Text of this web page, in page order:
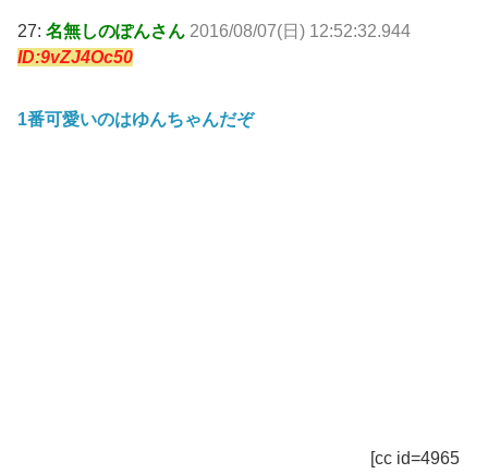
27: 名無しのぽんさん 2016/08/07(日) 12:52:32.944
ID:9vZJ4Oc50
1番可愛いのはゆんちゃんだぞ
[cc id=4965